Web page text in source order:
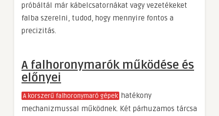
próbáltál már kábelcsatornákat vagy vezetékeket
falba szerelni, tudod, hogy mennyire fontos a
precizitás.
A falhoronymarók működése és
előnyei
A korszerű falhoronymaró gépek hatékony
mechanizmussal működnek. Két párhuzamos tárcsa